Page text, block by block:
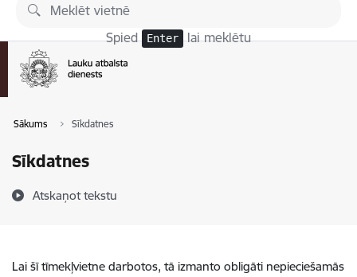
Pāriet uz lapas saturu
Spied Enter lai meklētu
Sākums Sīkdatnes
Sīkdatnes
Atskaņot tekstu
Lai šī tīmekļvietne darbotos, tā izmanto obligāti nepieciešamās